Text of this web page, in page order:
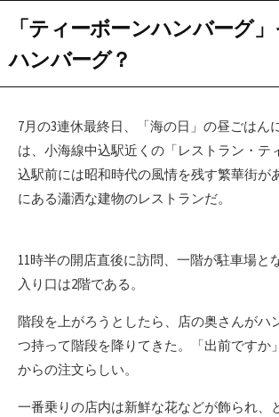
「ティーボーンハンバーグ
ハンバーグ？
7月の3連休最終日、「海の日」の昼ごはん
は、小海線中込駅近くの「レストラン・テ
込駅前には昭和時代の風情を残す繁華街が
にある瀟洒な建物のレストランだ。
11時半の開店直後に訪問、一階が駐車場と
入り口は2階である。
階段を上がろうとしたら、店の奥さんがハ
つ持って階段を降りてきた。「出前ですか
からの注文らしい。
一番乗りの店内は新鮮な花などが飾られ、